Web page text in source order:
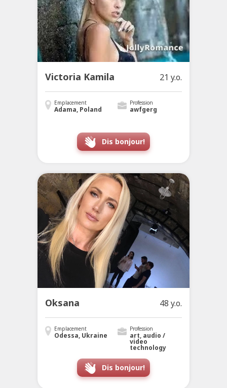
Victoria Kamila 21 y.o.
Emplacement
Adama, Poland
Profession
awfgerg
Dis bonjour!
Oksana 48 y.o.
Emplacement
Odessa, Ukraine
Profession
art, audio /
video
technology
Dis bonjour!